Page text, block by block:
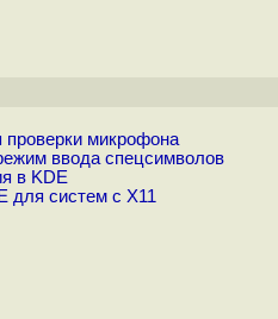
микрофона
ввода спецсимволов
в KDE
для систем с X11